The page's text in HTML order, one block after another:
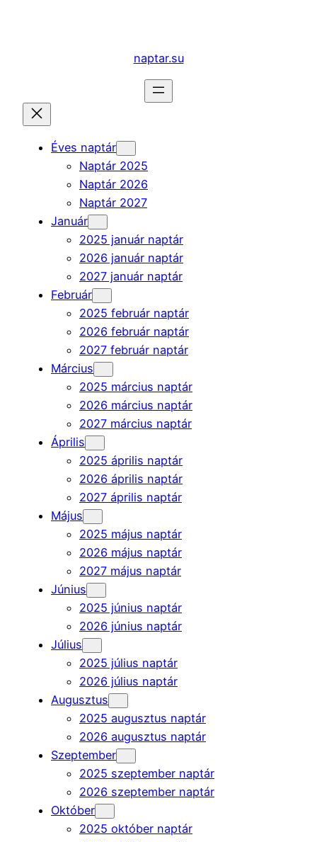
naptar.su
Éves naptár
Naptár 2025
Naptár 2026
Naptár 2027
Január
2025 január naptár
2026 január naptár
2027 január naptár
Február
2025 február naptár
2026 február naptár
2027 február naptár
Március
2025 március naptár
2026 március naptár
2027 március naptár
Április
2025 április naptár
2026 április naptár
2027 április naptár
Május
2025 május naptár
2026 május naptár
2027 május naptár
Június
2025 június naptár
2026 június naptár
Július
2025 július naptár
2026 július naptár
Augusztus
2025 augusztus naptár
2026 augusztus naptár
Szeptember
2025 szeptember naptár
2026 szeptember naptár
Október
2025 október naptár